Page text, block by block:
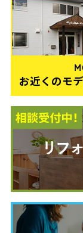
お近くのモ